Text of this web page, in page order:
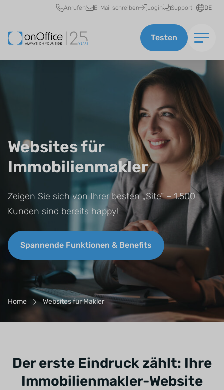
Schnellzugriff
Anrufen E-Mail schreiben Login Support DE
Testen
Websites für
Immobilienmakler
Zeigen Sie sich von Ihrer besten „Site” – 1.500
Kunden sind bereits happy!
Spannende Funktionen & Benefits
Breadcrumb-Navigation
Home Websites für Makler
Der erste Eindruck zählt: Ihre
Immobilienmakler-Website